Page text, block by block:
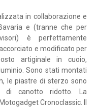
in collaborazione e
e (tranne che per
è perfettamente
e modificato per
artiginale in cuoio,
Sono stati montati
le piastre di sterzo sono
di canotto ridotto. La
Cronoclassic. Il